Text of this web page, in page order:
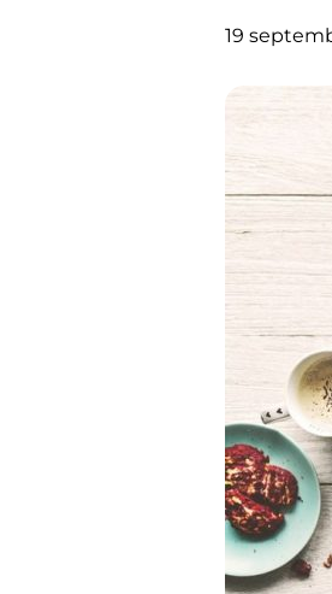
19